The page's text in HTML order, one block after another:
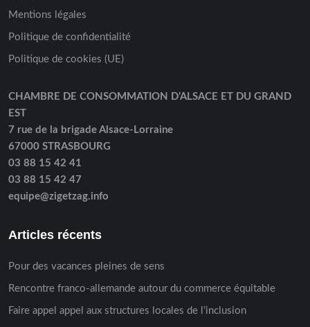
Mentions légales
Politique de confidentialité
Politique de cookies (UE)
CHAMBRE DE CONSOMMATION D’ALSACE ET DU GRAND
EST
7 rue de la brigade Alsace-Lorraine
67000 STRASBOURG
03 88 15 42 41
03 88 15 42 47
equipe@zigetzag.info
Articles récents
Pour des vacances pleines de sens
Rencontre franco-allemande autour du commerce équitable
Faire appel appel aux structures locales de l’inclusion